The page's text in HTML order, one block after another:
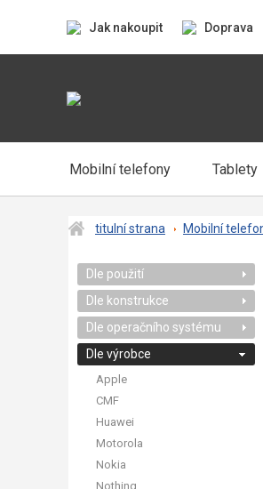
Jak nakoupit Doprava
Mobilní telefony Tablety
titulní strana Mobilní
Dle použití
Dle konstrukce
Dle operačního systému
Dle výrobce
Apple
CMF
Huawei
Motorola
Nokia
Nothing